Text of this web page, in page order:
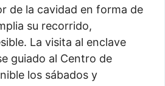
de la cavidad en forma de
su recorrido,
La visita al enclave
guiado al Centro de
los sábados y